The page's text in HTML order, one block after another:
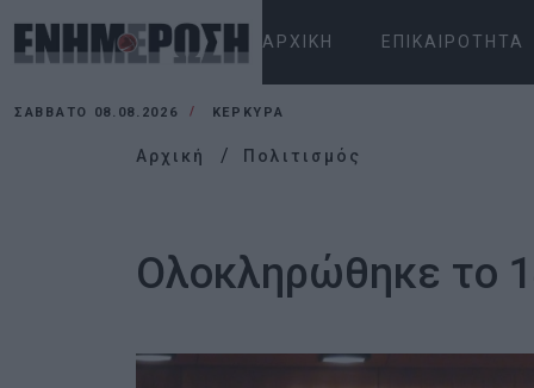
ΑΡΧΙΚΉ ΕΠΙΚΑΙΡΌΤΗΤΑ
ΣΆΒΒΑΤΟ 08.08.2026 ΚΕΡΚΥΡΑ
Αρχική Πολιτισμός
Ολοκληρώθηκε το